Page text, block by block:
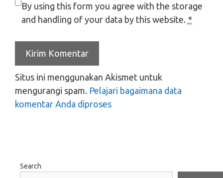
By using this form you agree with the storage
and handling of your data by this website. *
Situs ini menggunakan Akismet untuk
mengurangi spam. Pelajari bagaimana data
komentar Anda diproses
Search